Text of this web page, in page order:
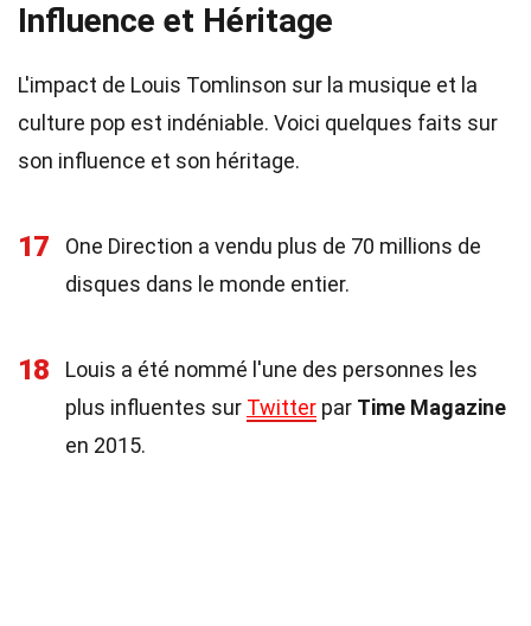
Influence et Héritage
L'impact de Louis Tomlinson sur la musique et la
culture pop est indéniable. Voici quelques faits sur
son influence et son héritage.
17
One Direction a vendu plus de 70 millions de
disques dans le monde entier.
18
Louis a été nommé l'une des personnes les
plus influentes sur Twitter par Time Magazine
en 2015.